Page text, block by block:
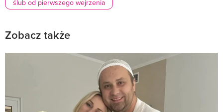
ślub od pierwszego wejrzenia
Zobacz także